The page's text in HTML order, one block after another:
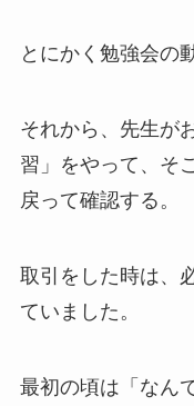
とにかく勉強会の
それから、先生が
習」をやって、そ
戻って確認する。
取引をした時は、
ていました。
最初の頃は「なん